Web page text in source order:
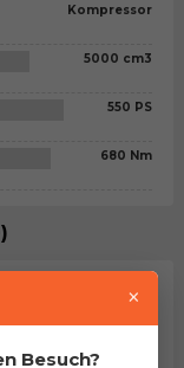
Kompressor
5000 cm3
550 PS
680 Nm
×
Besuch?